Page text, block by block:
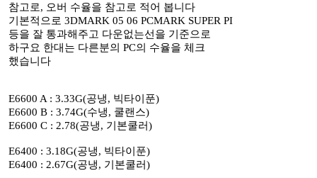
참고로, 오버 수율을 참고로 적어 봅니다
기본적으로 3DMARK 05 06 PCMARK SUPER PI
등을 잘 통과해주고 다운없는선을 기준으로
하구요 한대는 다른분의 PC의 수율을 체크
했습니다
E6600 A : 3.33G(공냉, 빅타이푼)
E6600 B : 3.74G(수냉, 쿨랜스)
E6600 C : 2.78(공냉, 기본쿨러)
E6400 : 3.18G(공냉, 빅타이푼)
E6400 : 2.67G(공냉, 기본쿨러)